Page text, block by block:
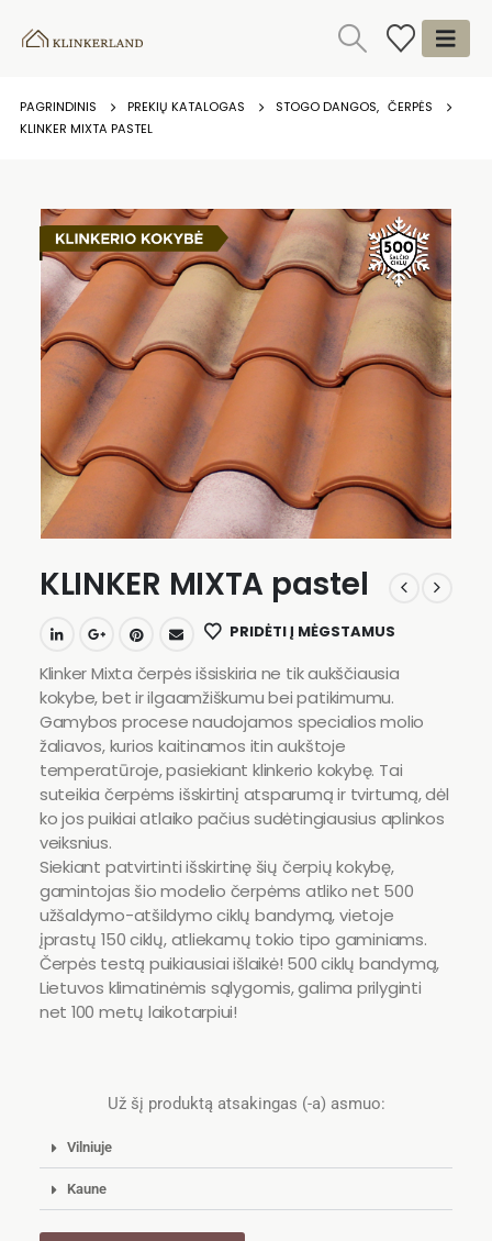
PAGRINDINIS PREKIŲ KATALOGAS STOGO DANGOS, ČERPĖS
KLINKER MIXTA PASTEL
KLINKER MIXTA pastel
PRIDĖTI Į MĖGSTAMUS
Klinker Mixta čerpės išsiskiria ne tik aukščiausia
kokybe, bet ir ilgaamžiškumu bei patikimumu.
Gamybos procese naudojamos specialios molio
žaliavos, kurios kaitinamos itin aukštoje
temperatūroje, pasiekiant klinkerio kokybę. Tai
suteikia čerpėms išskirtinį atsparumą ir tvirtumą, dėl
ko jos puikiai atlaiko pačius sudėtingiausius aplinkos
veiksnius.
Siekiant patvirtinti išskirtinę šių čerpių kokybę,
gamintojas šio modelio čerpėms atliko net 500
užšaldymo-atšildymo ciklų bandymą, vietoje
įprastų 150 ciklų, atliekamų tokio tipo gaminiams.
Čerpės testą puikiausiai išlaikė! 500 ciklų bandymą,
Lietuvos klimatinėmis sąlygomis, galima prilyginti
net 100 metų laikotarpiui!
Už šį produktą atsakingas (-a) asmuo:
Vilniuje
Kaune